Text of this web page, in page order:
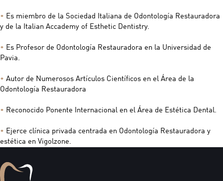
• Es miembro de la Sociedad Italiana de Odontología Restauradora
y de la Italian Accademy of Esthetic Dentistry.
• Es Profesor de Odontología Restauradora en la Universidad de
Pavia.
• Autor de Numerosos Artículos Científicos en el Área de la
Odontología Restauradora
• Reconocido Ponente Internacional en el Área de Estética Dental.
• Ejerce clínica privada centrada en Odontología Restauradora y
estética en Vigolzone.